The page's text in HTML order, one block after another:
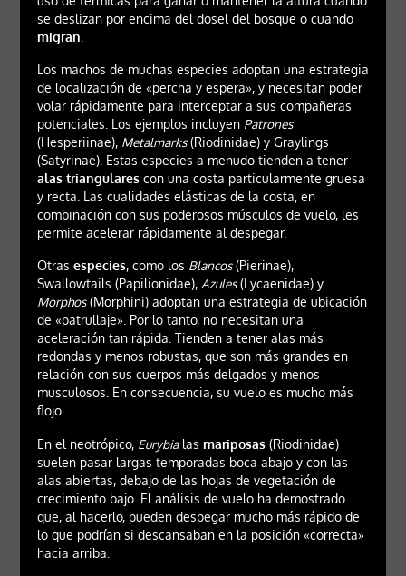
se deslizan por encima del dosel del bosque o cuando
migran
Los machos de muchas especies adoptan una estrategia
de localización de «percha y espera», y necesitan poder
volar rápidamente para interceptar a sus compañeras
potenciales. Los ejemplos incluyen Patrones
(Hesperiinae), Metalmarks(Riodinidae) y Graylings
(Satyrinae). Estas especies a menudo tienden a tener
alas triangularescon una costa particularmente gruesa
y recta. Las cualidades elásticas de la costa, en
combinación con sus poderosos músculos de vuelo, les
permite acelerar rápidamente al despegar.
Otras especies, como los Blancos(Pierinae),
Swallowtails (Papilionidae), Azules(Lycaenidae) y
Morphos(Morphini) adoptan una estrategia de ubicación
de «patrullaje». Por lo tanto, no necesitan una
aceleración tan rápida. Tienden a tener alas más
redondas y menos robustas, que son más grandes en
relación con sus cuerpos más delgados y menos
musculosos. En consecuencia, su vuelo es mucho más
flojo.
En el neotrópico, Eurybialas mariposas(Riodinidae)
suelen pasar largas temporadas boca abajo y con las
alas abiertas, debajo de las hojas de vegetación de
crecimiento bajo. El análisis de vuelo ha demostrado
que, al hacerlo, pueden despegar mucho más rápido de
lo que podrían si descansaban en la posición «correcta»
hacia arriba.